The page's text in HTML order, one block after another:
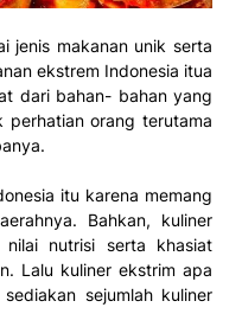
jenis makanan unik serta
ekstrem Indonesia itua
dari bahan- bahan yang
perhatian orang terutama
itu karena memang
Bahkan, kuliner
nutrisi serta khasiat
Lalu kuliner ekstrim apa
sejumlah kuliner